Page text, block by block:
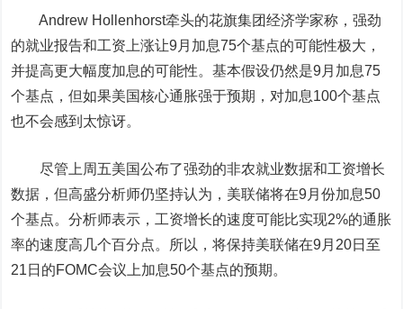
Andrew Hollenhorst牵头的花旗集团经济学家称，强劲
的就业报告和工资上涨让9月加息75个基点的可能性极大，
并提高更大幅度加息的可能性。基本假设仍然是9月加息75
个基点，但如果美国核心通胀强于预期，对加息100个基点
也不会感到太惊讶。
尽管上周五美国公布了强劲的非农就业数据和工资增长
数据，但高盛分析师仍坚持认为，美联储将在9月份加息50
个基点。分析师表示，工资增长的速度可能比实现2%的通胀
率的速度高几个百分点。所以，将保持美联储在9月20日至
21日的FOMC会议上加息50个基点的预期。